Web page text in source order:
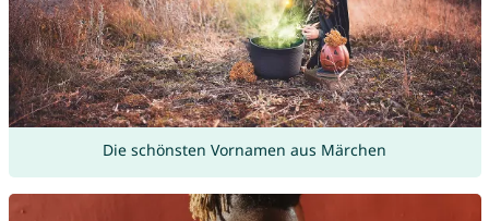
Die schönsten Vornamen aus Märchen